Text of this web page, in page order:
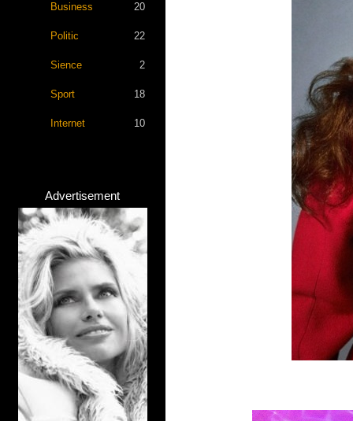
Business 20
Politic 22
Sience 2
Sport 18
Internet 10
Advertisement